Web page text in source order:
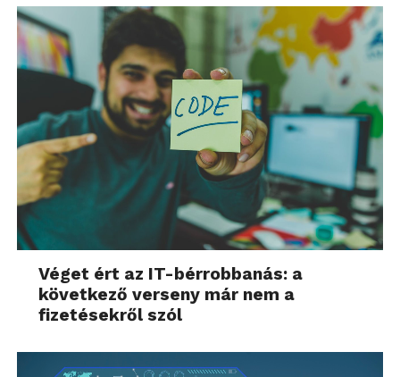
Véget ért az IT-bérrobbanás: a
következő verseny már nem a
fizetésekről szól